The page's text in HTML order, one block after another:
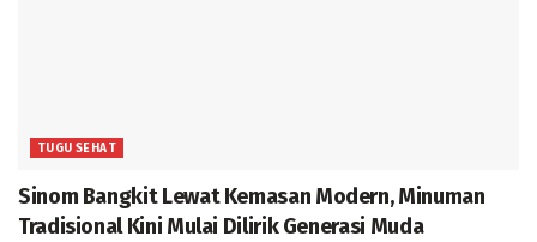
TUGU SEHAT
Sinom Bangkit Lewat Kemasan Modern, Minuman
Tradisional Kini Mulai Dilirik Generasi Muda